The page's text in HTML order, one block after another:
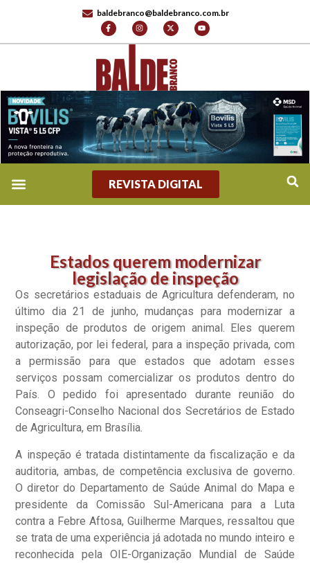
baldebranco@baldebranco.com.br
REVISTA DIGITAL
Estados querem modernizar
legislação de inspeção
Os secretários estaduais de Agricultura defenderam, no
último dia 21 de junho, mudanças para modernizar a
inspeção de produtos de origem animal. Eles querem
autorização, por lei federal, para a inspeção privada, com
a permissão para que estados que adotam esses
serviços possam comercializar os produtos dentro do
País. O pedido foi apresentado durante reunião do
Conseagri-Conselho Nacional dos Secretários de Estado
de Agricultura, em Brasília.
A inspeção é tratada distintamente da fiscalização e da
auditoria, ambas, de competência exclusiva de governo.
O diretor do Departamento de Saúde Animal do Mapa e
presidente da Comissão Sul-Americana para a Luta
contra a Febre Aftosa, Guilherme Marques, ressaltou que
se trata de uma experiência já adotada no mundo inteiro e
reconhecida pela OIE-Organização Mundial de Saúde